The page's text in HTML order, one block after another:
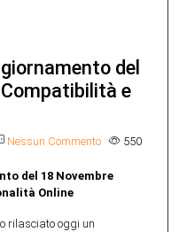
del
e
Nessun Commento
550
del 18 Novembre
Online
rilasciato oggi un